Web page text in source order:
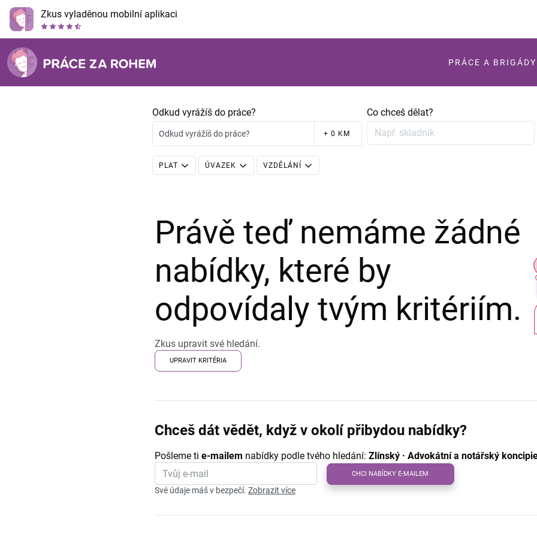
Zkus vyladěnou mobilní aplikaci
PRÁCE A BRIGÁDY
Odkud vyrážíš do práce?
Odkud vyrážíš do práce? + 0 KM
Co chceš dělat?
PLAT ÚVAZEK VZDĚLÁNÍ
Právě teď nemáme žádné
nabídky, které by
odpovídaly tvým kritériím.
Zkus upravit své hledání.
UPRAVIT KRITÉRIA
Chceš dát vědět, když v okolí přibydou nabídky?
Pošleme ti e-mailem nabídky podle tvého hledání: Zlínský · Advokátní a notářský
CHCI NABÍDKY E-MAILEM
Své údaje máš v bezpečí. Zobrazit více